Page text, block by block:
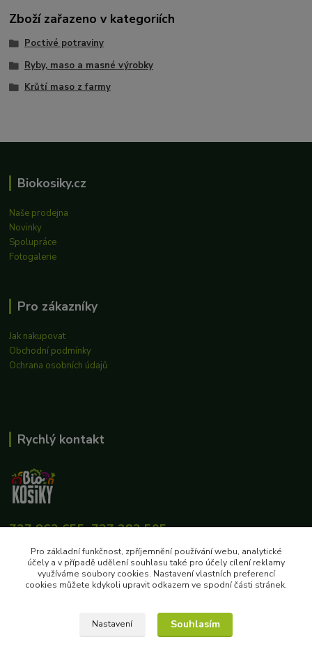
Zboží zařazeno v kategoriích
Poctivé potraviny
Ryby, maso a masné výrobky
Krůtí maso z farmy
Biokosiky.cz
Naše prodejna
Novinky
Spolupráce
Fotogalerie
Pro zákazníky
Jak nakupovat
Obchodní podmínky
Ochrana osobních údajů
Rychlý kontakt
727 862 655, 737 283 505
eshop@biokosiky.cz
Pro základní funkčnost, zpříjemnění používání webu, analytické
účely a v případě udělení souhlasu také pro účely cílení reklamy
využíváme soubory cookies. Nastavení vlastních preferencí
cookies můžete kdykoli upravit odkazem ve spodní části stránek.
Nastavení Souhlasím